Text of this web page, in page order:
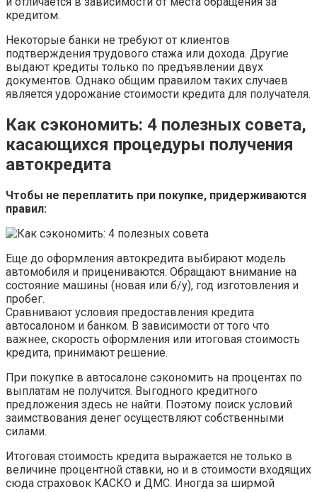
кредитом.
Некоторые банки не требуют от клиентов
подтверждения трудового стажа или дохода. Другие
выдают кредиты только по предъявлении двух
документов. Однако общим правилом таких случаев
является удорожание стоимости кредита для получателя.
Как сэкономить: 4 полезных совета,
касающихся процедуры получения
автокредита
Чтобы не переплатить при покупке, придерживаются
правил:
Еще до оформления автокредита выбирают модель
автомобиля и прицениваются. Обращают внимание на
состояние машины (новая или б/у), год изготовления и
пробег.
Сравнивают условия предоставления кредита
автосалоном и банком. В зависимости от того что
важнее, скорость оформления или итоговая стоимость
кредита, принимают решение.
При покупке в автосалоне сэкономить на процентах по
выплатам не получится. Выгодного кредитного
предложения здесь не найти. Поэтому поиск условий
заимствования денег осуществляют собственными
силами.
Итоговая стоимость кредита выражается не только в
величине процентной ставки, но и в стоимости входящих
сюда страховок КАСКО и ДМС. Иногда за ширмой